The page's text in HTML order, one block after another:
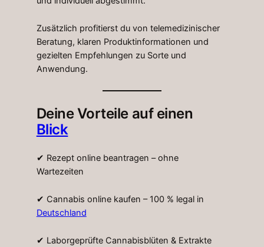
Zusätzlich profitierst du von telemedizinischer
Beratung, klaren Produktinformationen und
gezielten Empfehlungen zu Sorte und
Anwendung.
Deine Vorteile auf einen
Blick
✔ Rezept online beantragen – ohne
Wartezeiten
✔ Cannabis online kaufen – 100 % legal in
Deutschland
✔ Laborgeprüfte Cannabisblüten & Extrakte